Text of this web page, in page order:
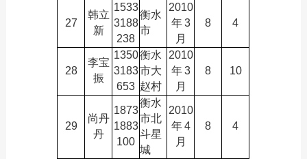
27
韩立
新
1533
3188
238
衡水
市
2010
年3
月
8 4
28
李宝
振
1350
3183
653
衡水
市大
赵村
2010
年3
月
8 10
29
尚丹
丹
1873
1883
100
衡水
市北
斗星
城
2010
年4
月
8 4